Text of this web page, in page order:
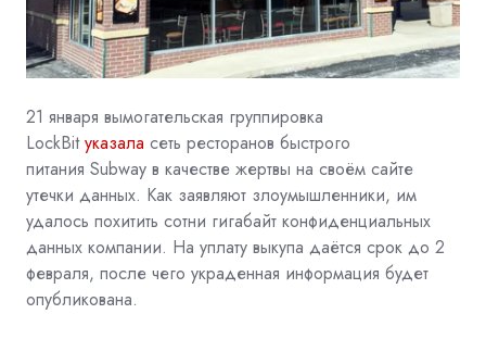
21 января вымогательская группировка
LockBitуказала сеть ресторанов быстрого
питания Subway в качестве жертвы на своём сайте
утечки данных. Как заявляют злоумышленники, им
удалось похитить сотни гигабайт конфиденциальных
данных компании. На уплату выкупа даётся срок до 2
февраля, после чего украденная информация будет
опубликована.